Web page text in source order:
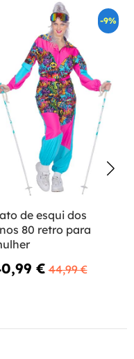
-9%
de esqui dos
80 retro para
€ 44,99 €